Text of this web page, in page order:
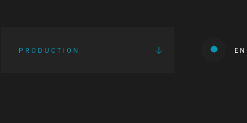
PRODUCTION